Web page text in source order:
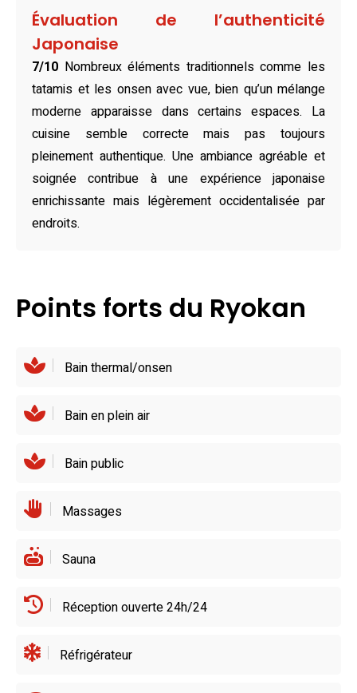
contemporain. Les sols en tatami, les futons moelleux et
les peignoirs yukata apportent une touche culturelle
unique, tandis que les équipements modernes tels que la
climatisation, le réfrigérateur et la télévision à écran plat
ravissent les voyageurs en quête de commodités.
Certaines chambres, offrant une vue superbe sur la vallée,
enchantent les visiteurs par leur luminosité et leur
atmosphère apaisante.
Quant à la gastronomie, le restaurant sur place « 石窯ダイ
ニング楽炎-rakuen- » émerveille les palais avec ses mets
l’accent sur la convivialité et la diversité culinaire. Pour
restauration à proximité ajoutent une richesse
Évaluation de l’authenticité
Japonaise
7/10 Nombreux éléments traditionnels comme les
tatamis et les onsen avec vue, bien qu’un mélange
moderne apparaisse dans certains espaces. La
cuisine semble correcte mais pas toujours
pleinement authentique. Une ambiance agréable et
soignée contribue à une expérience japonaise
enrichissante mais légèrement occidentalisée par
endroits.
Points forts du Ryokan
Bain thermal/onsen
Bain en plein air
Bain public
Massages
Sauna
Réception ouverte 24h/24
Réfrigérateur